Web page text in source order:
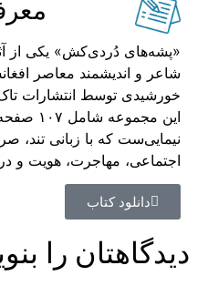
«پشه‌های دُردی‌کش» یکی از
خورشیدی توسط انتشارات
این
نیمایی‌ست که با زبانی تند،
اجتماعی، مهاجرت، هویت و
دانلود کتاب
دیدگاهتان را